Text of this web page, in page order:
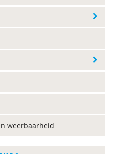
weerbaarheid